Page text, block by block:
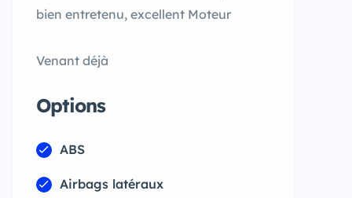
bien entretenu, excellent Moteur
Venant déjà
Options
ABS
Airbags latéraux